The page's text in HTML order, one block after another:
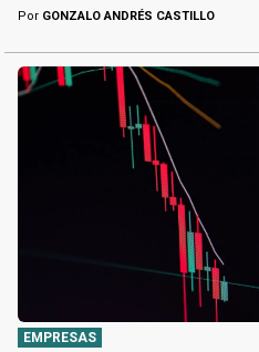
Por GONZALO ANDRÉS CASTILLO
EMPRESAS